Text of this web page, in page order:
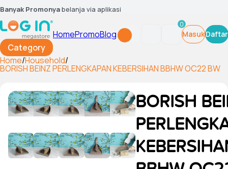
Banyak Promonyabelanja via aplikasi
Category
HomePromoBlog
0
MasukDaftar
Home/Household/
BORISH BEINZ PERLENGKAPAN KEBERSIHAN BBHW OC22 BW
BORISH